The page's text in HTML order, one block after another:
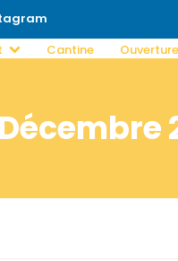
Cantine